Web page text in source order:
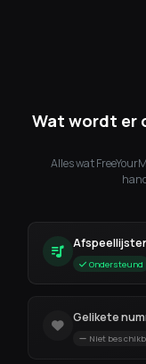
Wat wordt er
Alles wat
Ondersteund
Gelikete
Niet